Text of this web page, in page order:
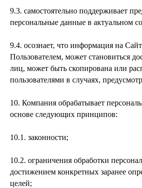
9.3. самостоятельно поддерживает
персональные данные в актуальном
9.4. осознает, что информация на
Пользователем, может становиться
лиц, может быть скопирована или
пользователями в случаях,
10. Компания обрабатывает
основе следующих принципов:
10.1. законности;
10.2. ограничения обработки
достижением конкретных заранее
целей;